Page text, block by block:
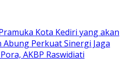
Kota Kediri yang akan
Perkuat Sinergi Jaga
AKBP Raswidiati